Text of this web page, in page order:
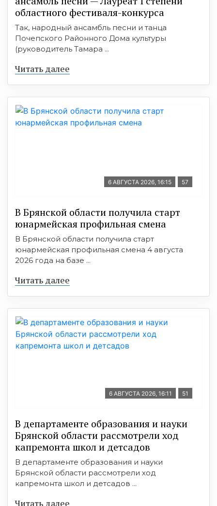
областного фестиваля-конкурса
Так, народный ансамбль песни и танца
Почепского Районного Дома культуры
(руководитель Тамара ...
Читать далее
6 АВГУСТА 2026, 16:15 57
В Брянской области получила старт
юнармейская профильная смена
В Брянской области получила старт
юнармейская профильная смена 4 августа
2026 года на базе ...
Читать далее
6 АВГУСТА 2026, 16:11 51
В департаменте образования и науки
Брянской области рассмотрели ход
капремонта школ и детсадов
В департаменте образования и науки
Брянской области рассмотрели ход
капремонта школ и детсадов ...
Читать далее